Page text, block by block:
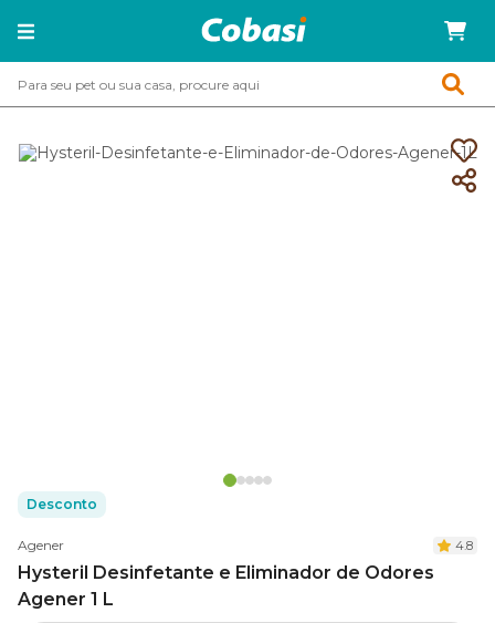
Desconto
Agener 4.8
Hysteril Desinfetante e Eliminador de Odores
Agener 1 L